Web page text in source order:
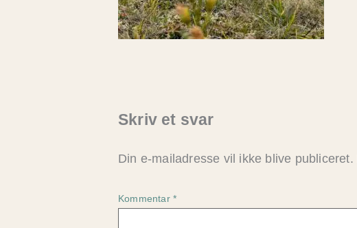
Skriv et svar
Din e-mailadresse vil ikke blive publiceret.
Kommentar *